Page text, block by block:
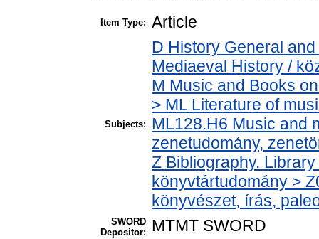
Item Type: Article
Subjects:
D History General
Mediaeval History /
M Music and Books
> ML Literature of
ML128.H6 Music and
zenetudomány,
Z Bibliography.
könyvtártudomány >
könyvészet, írás,
SWORD
Depositor:
MTMT SWORD